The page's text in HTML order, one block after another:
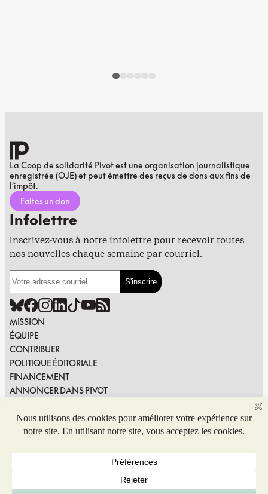
La Coop de solidarité Pivot est une organisation journalistique
enregistrée (OJE) et peut émettre des reçus de dons aux fins de
l’impôt.
Faites un don
Infolettre
Inscrivez-vous à notre infolettre pour recevoir toutes
nos nouvelles chaque semaine par courriel.
MISSION
ÉQUIPE
CONTRIBUER
POLITIQUE ÉDITORIALE
FINANCEMENT
ANNONCER DANS PIVOT
SIGNALER UNE ERREUR
NOUS JOINDRE
© 2026 Coop de solidarité Pivot. Tous droits réservés.